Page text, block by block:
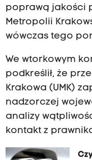
poprawą jakości
Metropolii
wówczas tego
We wtorkowym
podkreślił, że
Krakowa (UMK)
nadzorczej
analizy
kontakt z